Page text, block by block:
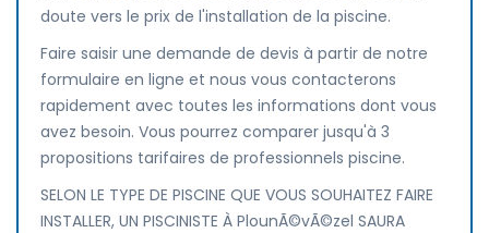
doute vers le prix de l'installation de la piscine.
Faire saisir une demande de devis à partir de notre
formulaire en ligne et nous vous contacterons
rapidement avec toutes les informations dont vous
avez besoin. Vous pourrez comparer jusqu'à 3
propositions tarifaires de professionnels piscine.
SELON LE TYPE DE PISCINE QUE VOUS SOUHAITEZ FAIRE
INSTALLER, UN PISCINISTE À PlounÃ©vÃ©zel SAURA